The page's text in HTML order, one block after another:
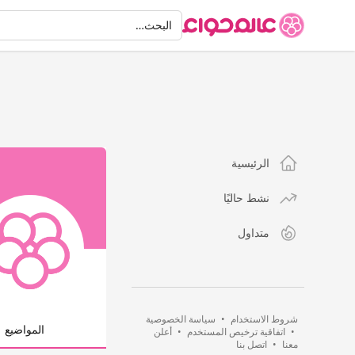
البحثالبحث…
الرئيسية
نشط حاليًا
متداول
شروط الاستخدام • سياسة الخصوصية
• اتفاقية ترخيص المستخدم • أعلن
معنا • اتصل بنا
المواضيع